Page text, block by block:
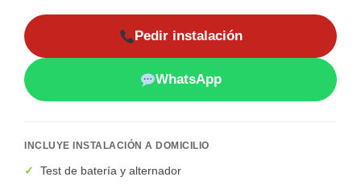
Pedir instalación
WhatsApp
INCLUYE INSTALACIÓN A DOMICILIO
✓
Test de batería y alternador